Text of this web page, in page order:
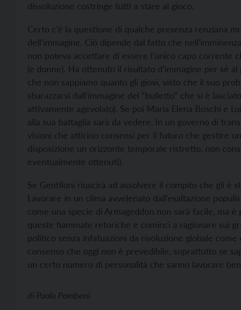
dissoluzione costringe tutti a stare al gioco.
Certo c’è la questione di qualche presenza renziana
dell’immagine. Ciò dipende dal fatto che
non poteva accettare di essere l’unico capo corrente
(e donne). Ha ottenuto il risultato d’immagine per sé
che non sappiamo quanto gli giovi, visto che il suo
sbarazzarsi dall’immagine del “bulletto” che si è
attivamente agevolato). Se poi Maria Elena Boschi e
alla sua battaglia sarà da vedere. In un governo di
visioni che attirino consensi per il futuro che gestire
disposizione un orizzonte temporale ristretto, non
eventualmente ottenuti).
Se Gentiloni riuscirà ad assolvere il compito che gli è
Lavorare in un clima avvelenato dall’esaltazione
come una specie di Armageddon non sarà facile, ma
queste fiammate retoriche e cominci a ragionare sui
politico senza infatuazioni da rivoluzione globale
consenso che oggi non è prevedibile, soprattutto se
un certo numero di personalità che sanno lavorare
di Paolo Pombeni